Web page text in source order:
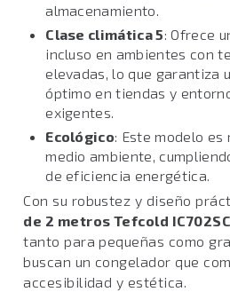
almacenamiento.
Clase climática 5: Ofrece
incluso en ambientes con
elevadas, lo que garantiza
óptimo en tiendas y
exigentes.
Ecológico: Este modelo es
medio ambiente,
de eficiencia energética.
Con su robustez y diseño
de 2 metros Tefcold IC702SC
tanto para pequeñas como
buscan un congelador que
accesibilidad y estética.